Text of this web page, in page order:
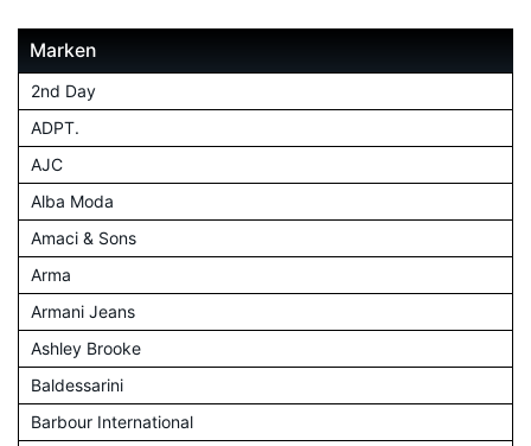
Marken
2nd Day
ADPT.
AJC
Alba Moda
Amaci & Sons
Arma
Armani Jeans
Ashley Brooke
Baldessarini
Barbour International